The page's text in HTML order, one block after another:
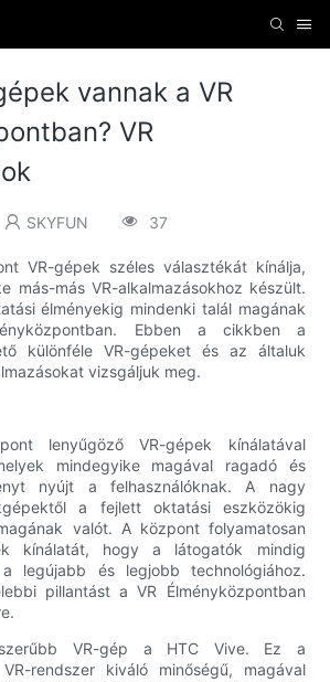
vannak a VR
VR
SKYFUN 37
VR-gépek széles választékát kínálja,
más-más VR-alkalmazásokhoz készült.
élményekig mindenki talál magának
Ebben a cikkben a
különféle VR-gépeket és az általuk
vizsgáljuk meg.
lenyűgöző VR-gépek kínálatával
mindegyike magával ragadó és
nyújt a felhasználóknak. A nagy
a fejlett oktatási eszközökig
valót. A központ folyamatosan
kínálatát, hogy a látogatók mindig
a legújabb és legjobb technológiához.
pillantást a VR Élményközpontban
VR-gép a HTC Vive. Ez a
rendszer kiváló minőségű, magával